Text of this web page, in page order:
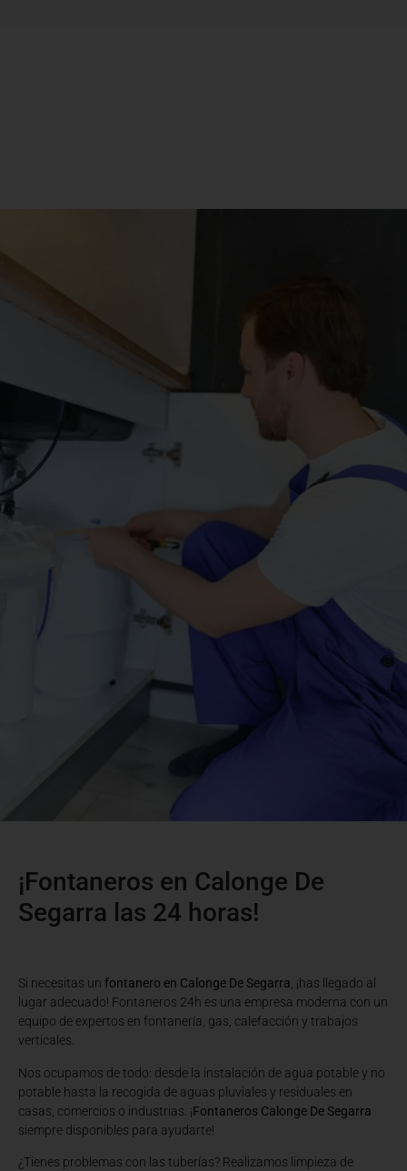
¡Fontaneros en Calonge De
Segarra las 24 horas!
Si necesitas un fontanero en Calonge De Segarra, ¡has llegado al
lugar adecuado! Fontaneros 24h es una empresa moderna con un
equipo de expertos en fontanería, gas, calefacción y trabajos
verticales.
Nos ocupamos de todo: desde la instalación de agua potable y no
potable hasta la recogida de aguas pluviales y residuales en
casas, comercios o industrias. ¡Fontaneros Calonge De Segarra
siempre disponibles para ayudarte!
¿Tienes problemas con las tuberías? Realizamos limpieza de